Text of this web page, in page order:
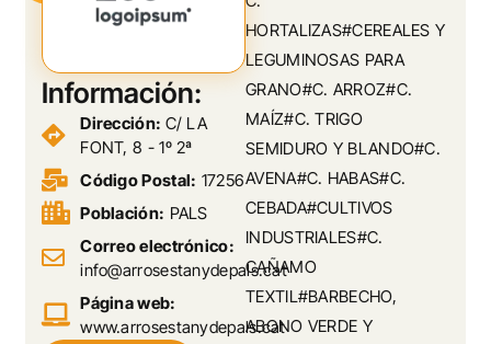
HORTALIZAS#CEREALES Y
LEGUMINOSAS PARA
GRANO#C. ARROZ#C.
MAÍZ#C. TRIGO
SEMIDURO Y BLANDO#C.
AVENA#C. HABAS#C.
CEBADA#CULTIVOS
INDUSTRIALES#C.
CAÑAMO
TEXTIL#BARBECHO,
ABONO VERDE Y
Información:
Dirección: C/ LA
FONT, 8 - 1º 2ª
Código Postal: 17256
Población: PALS
Correo electrónico:
info@arrosestanydepals.cat
Página web:
www.arrosestanydepals.cat